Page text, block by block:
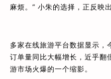
麻烦。” 小朱的选择，正反映
多家在线旅游平台数据显示，
订单量同比大幅增长，近乎翻
游市场火爆的一个缩影。